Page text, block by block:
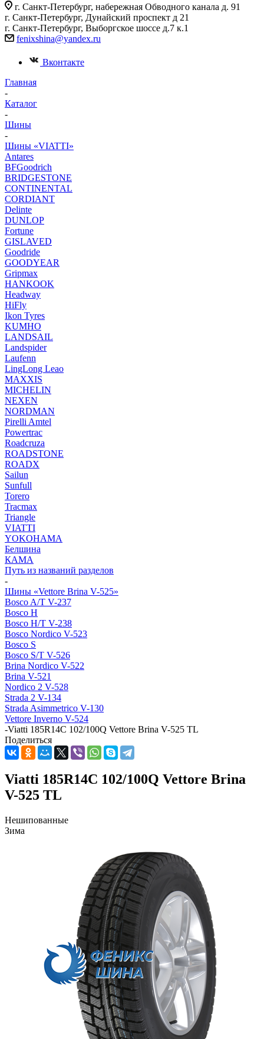
г. Санкт-Петербург, набережная Обводного канала д. 91
г. Санкт-Петербург, Дунайский проспект д 21
г. Санкт-Петербург, Выборгское шоссе д.7 к.1
fenixshina@yandex.ru
Вконтакте
Главная
-
Каталог
-
Шины
-
Шины «VIATTI»
Antares
BFGoodrich
BRIDGESTONE
CONTINENTAL
CORDIANT
Delinte
DUNLOP
Fortune
GISLAVED
Goodride
GOODYEAR
Gripmax
HANKOOK
Headway
HiFly
Ikon Tyres
KUMHO
LANDSAIL
Landspider
Laufenn
LingLong Leao
MAXXIS
MICHELIN
NEXEN
NORDMAN
Pirelli Amtel
Powertrac
Roadcruza
ROADSTONE
ROADX
Sailun
Sunfull
Torero
Tracmax
Triangle
VIATTI
YOKOHAMA
Белшина
КАМА
Путь из названий разделов
-
Шины «Vettore Brina V-525»
Bosco A/T V-237
Bosco H
Bosco H/T V-238
Bosco Nordico V-523
Bosco S
Bosco S/T V-526
Brina Nordico V-522
Brina V-521
Nordico 2 V-528
Strada 2 V-134
Strada Asimmetrico V-130
Vettore Inverno V-524
-Viatti 185R14C 102/100Q Vettore Brina V-525 TL
Поделиться
Viatti 185R14C 102/100Q Vettore Brina
V-525 TL
Нешипованные
Зима